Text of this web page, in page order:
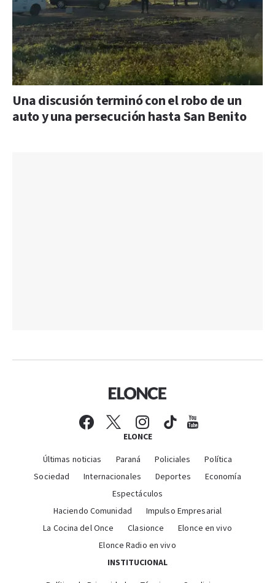
Una discusión terminó con el robo de un
auto y una persecución hasta San Benito
ELONCE
Últimas noticias Paraná Policiales
Política
Sociedad
Internacionales Deportes
Economía
Espectáculos
Haciendo Comunidad
Impulso Empresarial
La Cocina del Once
Clasionce
Elonce en vivo
Elonce Radio en vivo
INSTITUCIONAL